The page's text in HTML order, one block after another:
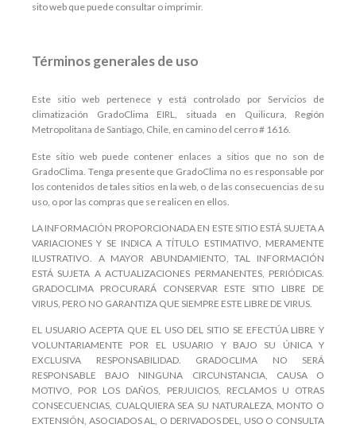
sito web que puede consultar o imprimir.
Términos generales de uso
Este sitio web pertenece y está controlado por Servicios de
climatización GradoClima EIRL, situada en Quilicura, Región
Metropolitana de Santiago, Chile, en camino del cerro # 1616.
Este sitio web puede contener enlaces a sitios que no son de
GradoClima. Tenga presente que GradoClima no es responsable por
los contenidos de tales sitios en la web, o de las consecuencias de su
uso, o por las compras que se realicen en ellos.
LA INFORMACIÓN PROPORCIONADA EN ESTE SITIO ESTÁ SUJETA A
VARIACIONES Y SE INDICA A TÍTULO ESTIMATIVO, MERAMENTE
ILUSTRATIVO. A MAYOR ABUNDAMIENTO, TAL INFORMACIÓN
ESTÁ SUJETA A ACTUALIZACIONES PERMANENTES, PERIÓDICAS.
GRADOCLIMA PROCURARÁ CONSERVAR ESTE SITIO LIBRE DE
VIRUS, PERO NO GARANTIZA QUE SIEMPRE ESTE LIBRE DE VIRUS.
EL USUARIO ACEPTA QUE EL USO DEL SITIO SE EFECTÚA LIBRE Y
VOLUNTARIAMENTE POR EL USUARIO Y BAJO SU ÚNICA Y
EXCLUSIVA RESPONSABILIDAD. GRADOCLIMA NO SERÁ
RESPONSABLE BAJO NINGUNA CIRCUNSTANCIA, CAUSA O
MOTIVO, POR LOS DAÑOS, PERJUICIOS, RECLAMOS U OTRAS
CONSECUENCIAS, CUALQUIERA SEA SU NATURALEZA, MONTO O
EXTENSIÓN, ASOCIADOS AL, O DERIVADOS DEL, USO O CONSULTA